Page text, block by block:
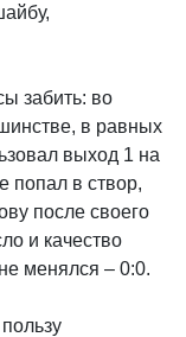
забить: во
в равных
выход 1 на
попал в створ,
после своего
и качество
менялся – 0:0.